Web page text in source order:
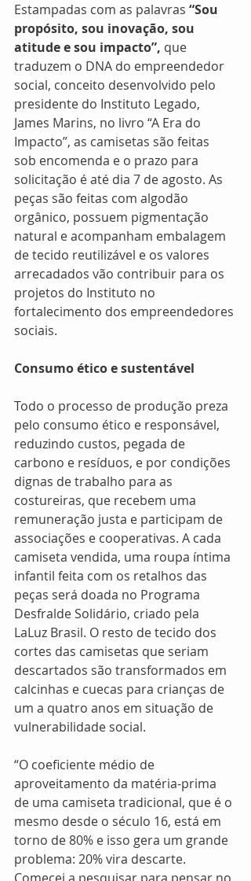
Estampadas com as palavras “Sou
propósito, sou inovação, sou
atitude e sou impacto”, que
traduzem o DNA do empreendedor
social, conceito desenvolvido pelo
presidente do Instituto Legado,
James Marins, no livro “A Era do
Impacto”, as camisetas são feitas
sob encomenda e o prazo para
solicitação é até dia 7 de agosto. As
peças são feitas com algodão
orgânico, possuem pigmentação
natural e acompanham embalagem
de tecido reutilizável e os valores
arrecadados vão contribuir para os
projetos do Instituto no
fortalecimento dos empreendedores
sociais.
Consumo ético e sustentável
Todo o processo de produção preza
pelo consumo ético e responsável,
reduzindo custos, pegada de
carbono e resíduos, e por condições
dignas de trabalho para as
costureiras, que recebem uma
remuneração justa e participam de
associações e cooperativas. A cada
camiseta vendida, uma roupa íntima
infantil feita com os retalhos das
peças será doada no Programa
Desfralde Solidário, criado pela
LaLuz Brasil. O resto de tecido dos
cortes das camisetas que seriam
descartados são transformados em
calcinhas e cuecas para crianças de
um a quatro anos em situação de
vulnerabilidade social.
“O coeficiente médio de
aproveitamento da matéria-prima
de uma camiseta tradicional, que é o
mesmo desde o século 16, está em
torno de 80% e isso gera um grande
problema: 20% vira descarte.